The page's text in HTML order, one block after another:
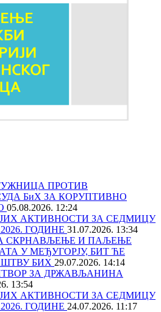
ПРОТИВ
БиХ ЗА КОРУПТИВНО
05.08.2026. 12:24
АКТИВНОСТИ ЗА СЕДМИЦУ
ГОДИНЕ 31.07.2026. 13:34
СКРНАВЉЕЊЕ И ПАЉЕЊЕ
У МЕЂУГОРЈУ, БИТ ЋЕ
БИХ 29.07.2026. 14:14
ЗА ДРЖАВЉАНИНА
13:54
АКТИВНОСТИ ЗА СЕДМИЦУ
ГОДИНЕ 24.07.2026. 11:17